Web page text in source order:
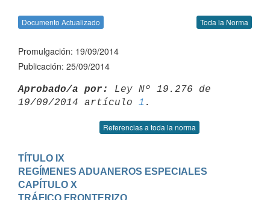
Documento Actualizado Toda la Norma
Promulgación: 19/09/2014
Publicación: 25/09/2014
Aprobado/a por:
Ley Nº 19.276 de
19/09/2014 artículo 1
Referencias a toda la norma
TÍTULO IX
REGÍMENES ADUANEROS ESPECIALES
CAPÍTULO X
TRÁFICO FRONTERIZO